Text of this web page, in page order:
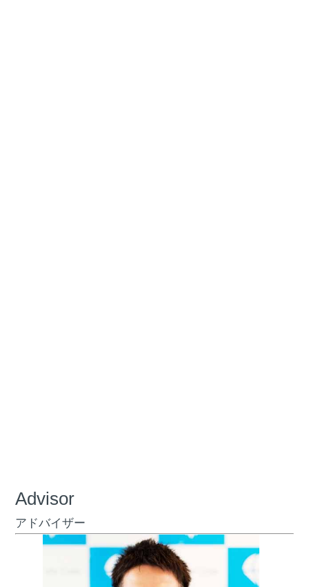
Advisor
アドバイザー